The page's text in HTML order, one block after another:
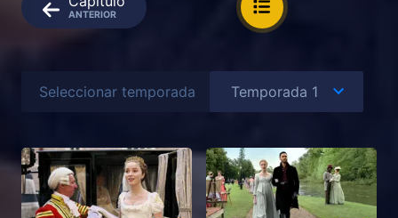
ANTERIOR
Seleccionar temporada